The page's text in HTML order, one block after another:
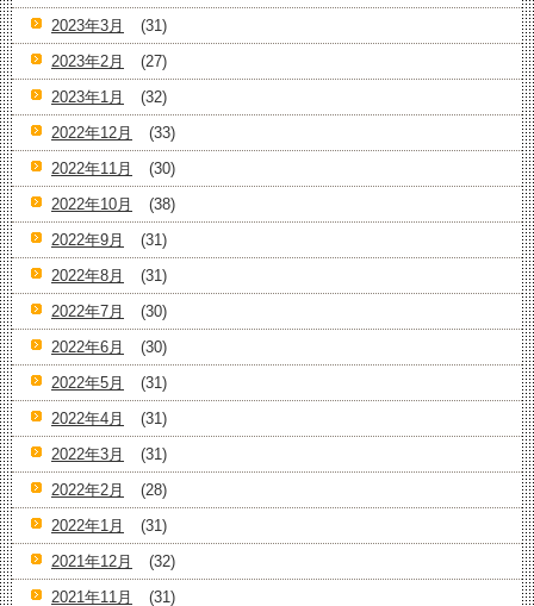
2023年3月
(31)
2023年2月
(27)
2023年1月
(32)
2022年12月
(33)
2022年11月
(30)
2022年10月
(38)
2022年9月
(31)
2022年8月
(31)
2022年7月
(30)
2022年6月
(30)
2022年5月
(31)
2022年4月
(31)
2022年3月
(31)
2022年2月
(28)
2022年1月
(31)
2021年12月
(32)
2021年11月
(31)